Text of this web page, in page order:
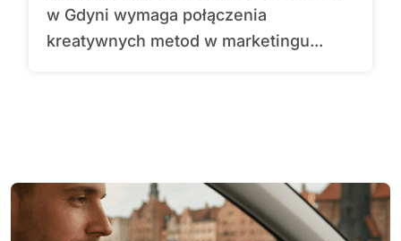
w Gdyni wymaga połączenia
kreatywnych metod w marketingu...